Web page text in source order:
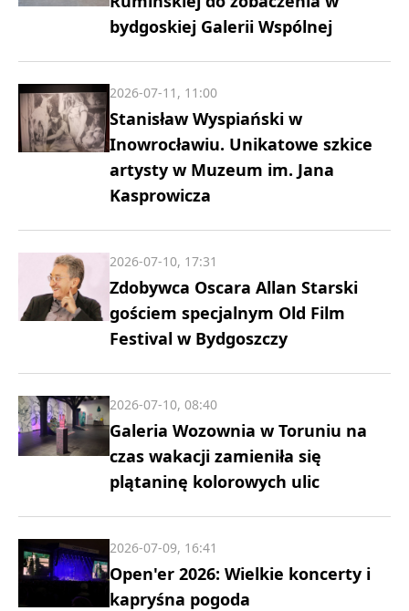
bydgoskiej Galerii Wspólnej
Stanisław Wyspiański w
Inowrocławiu. Unikatowe szkice
artysty w Muzeum im. Jana
Kasprowicza
2026-07-11, 11:00
Zdobywca Oscara Allan Starski
gościem specjalnym Old Film
Festival w Bydgoszczy
2026-07-10, 17:31
Galeria Wozownia w Toruniu na
czas wakacji zamieniła się
plątaninę kolorowych ulic
2026-07-10, 08:40
Open'er 2026: Wielkie koncerty i
kapryśna pogoda
2026-07-09, 16:41